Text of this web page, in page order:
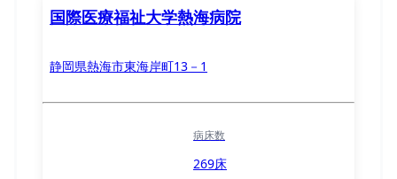
国際医療福祉大学熱海病院
静岡県熱海市東海岸町13－1
病床数
269床